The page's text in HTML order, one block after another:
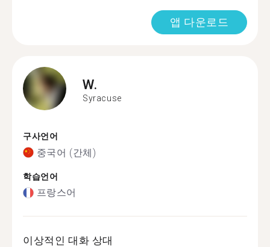
앱 다운로드
W.
Syracuse
구사언어
중국어 (간체)
학습언어
프랑스어
이상적인 대화 상대